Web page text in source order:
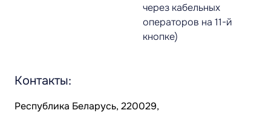
через кабельных
операторов на 11-й
кнопке)
Контакты:
Республика Беларусь, 220029,